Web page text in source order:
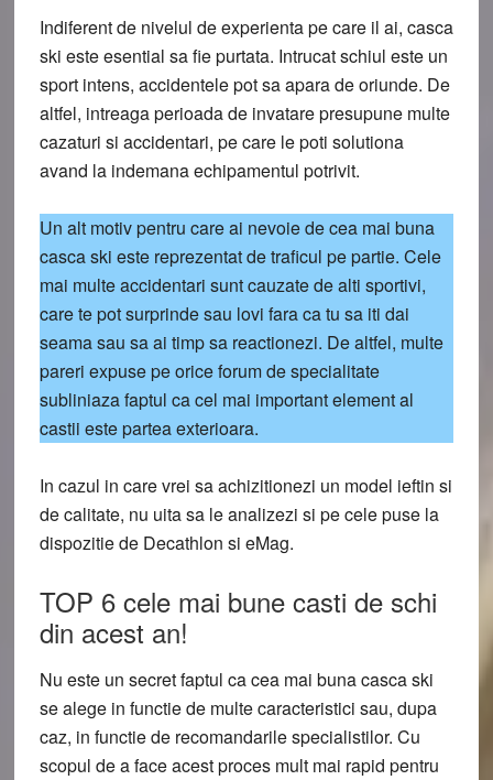
Indiferent de nivelul de experienta pe care il ai, casca
ski este esential sa fie purtata. Intrucat schiul este un
sport intens, accidentele pot sa apara de oriunde. De
altfel, intreaga perioada de invatare presupune multe
cazaturi si accidentari, pe care le poti solutiona
avand la indemana echipamentul potrivit.
Un alt motiv pentru care ai nevoie de cea mai buna
casca ski este reprezentat de traficul pe partie. Cele
mai multe accidentari sunt cauzate de alti sportivi,
care te pot surprinde sau lovi fara ca tu sa iti dai
seama sau sa ai timp sa reactionezi. De altfel, multe
pareri expuse pe orice forum de specialitate
subliniaza faptul ca cel mai important element al
castii este partea exterioara.
In cazul in care vrei sa achizitionezi un model ieftin si
de calitate, nu uita sa le analizezi si pe cele puse la
dispozitie de Decathlon si eMag.
TOP 6 cele mai bune casti de schi
din acest an!
Nu este un secret faptul ca cea mai buna casca ski
se alege in functie de multe caracteristici sau, dupa
caz, in functie de recomandarile specialistilor. Cu
scopul de a face acest proces mult mai rapid pentru